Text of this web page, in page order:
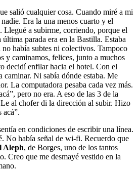
salió cualquier cosa. Cuando miré a mi
Era la una menos cuarto y el
Llegué a subirme, corriendo, porque el
parada era en la Bastilla. Estaba
había subtes ni colectivos. Tampoco
y caminamos, felices, junto a muchos
decidí enfilar hacia el hotel. Con el
caminar. Ni sabía dónde estaba. Me
La computadora pesaba cada vez más.
pero no era. A eso de las 3 de la
al chofer di la dirección al subir. Hizo
acá”.
en condiciones de escribir una línea.
No había señal de wi-fi. Recuerdo que
Aleph, de Borges, uno de los tantos
Creo que me desmayé vestido en la